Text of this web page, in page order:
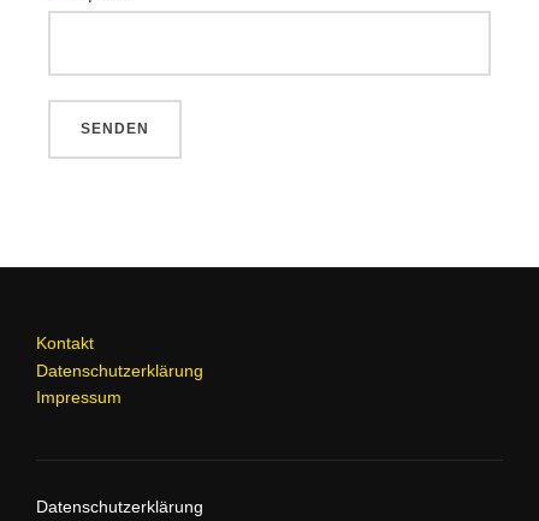
Kontakt
Datenschutzerklärung
Impressum
Datenschutzerklärung